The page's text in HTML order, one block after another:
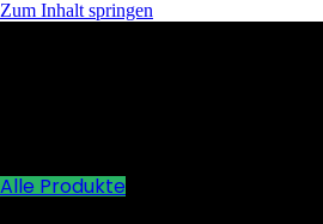
Zum Inhalt springen
Alle Produkte